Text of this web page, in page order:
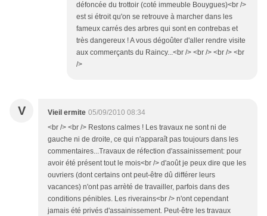
défoncée du trottoir (coté immeuble Bouygues)<br />
est si étroit qu'on se retrouve à marcher dans les
fameux carrés des arbres qui sont en contrebas et
très dangereux ! A vous dégoûter d'aller rendre visite
aux commerçants du Raincy...<br /> <br /> <br /> <br
/>
V Vieil ermite 05/09/2010 08:34
<br /> <br /> Restons calmes ! Les travaux ne sont ni de
gauche ni de droite, ce qui n'apparaît pas toujours dans les
commentaires...Travaux de réfection d'assainissement: pour
avoir été présent tout le mois<br /> d'août je peux dire que les
ouvriers (dont certains ont peut-être dû différer leurs
vacances) n'ont pas arrèté de travailler, parfois dans des
conditions pénibles. Les riverains<br /> n'ont cependant
jamais été privés d'assainissement. Peut-être les travaux